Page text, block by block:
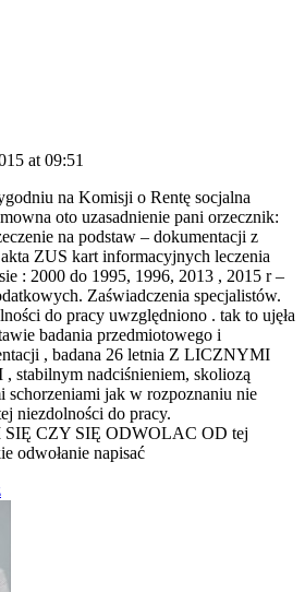
at 09:51
na Komisji o Rentę socjalna
oto uzasadnienie pani orzecznik:
na podstaw – dokumentacji z
ZUS kart informacyjnych leczenia
: 2000 do 1995, 1996, 2013 , 2015 r –
Zaświadczenia specjalistów.
do pracy uwzględniono . tak to ujęła
badania przedmiotowego i
, badana 26 letnia Z LICZNYMI
stabilnym nadciśnieniem, skoliozą
schorzeniami jak w rozpoznaniu nie
niezdolności do pracy.
CZY SIĘ ODWOLAC OD tej
odwołanie napisać